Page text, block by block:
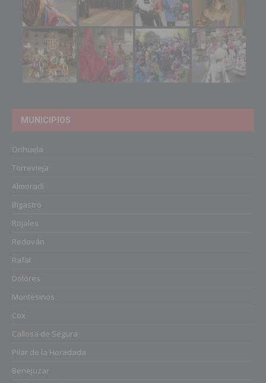
MUNICIPIOS
Orihuela
Torrevieja
Almoradí
Bigastro
Rojales
Redován
Rafal
Dolores
Montesinos
Cox
Callosa de Segura
Pilar de la Horadada
Benejuzar